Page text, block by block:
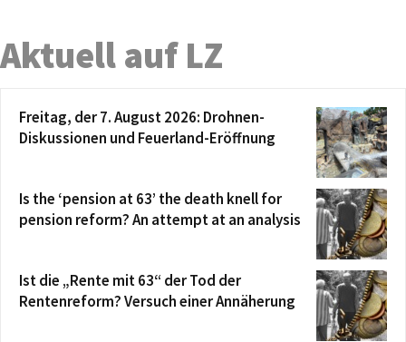
Aktuell auf LZ
Freitag, der 7. August 2026: Drohnen-
Diskussionen und Feuerland-Eröffnung
Is the ‘pension at 63’ the death knell for
pension reform? An attempt at an analysis
Ist die „Rente mit 63“ der Tod der
Rentenreform? Versuch einer Annäherung